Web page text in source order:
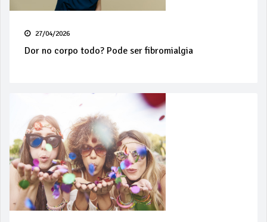
27/04/2026
Dor no corpo todo? Pode ser fibromialgia